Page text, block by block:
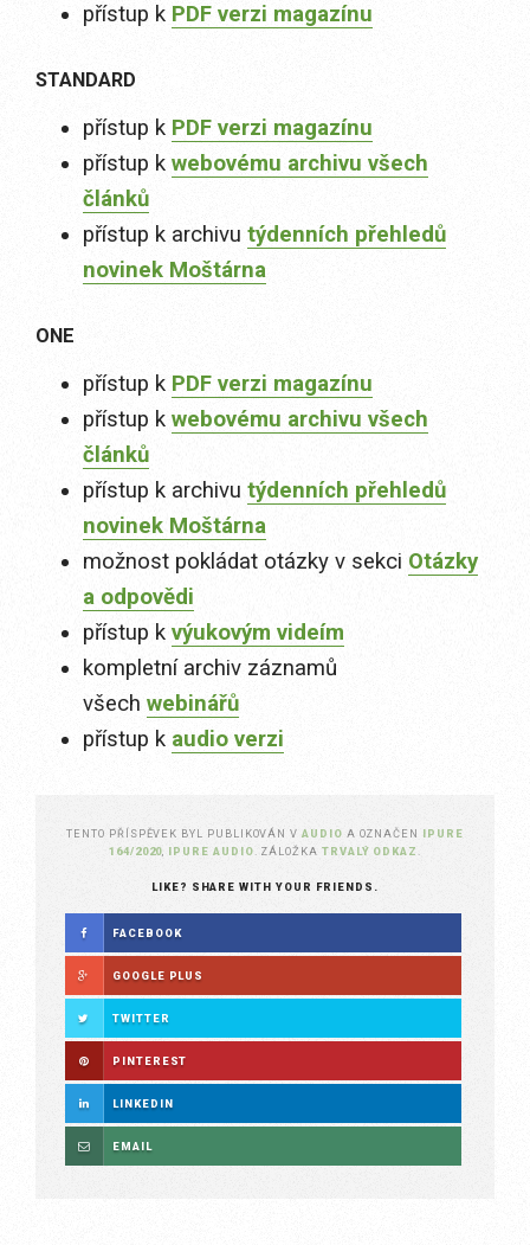
přístup k PDF verzi magazínu
STANDARD
přístup k PDF verzi magazínu
přístup k webovému archivu všech
článků
přístup k archivu týdenních přehledů
novinek Moštárna
ONE
přístup k PDF verzi magazínu
přístup k webovému archivu všech
článků
přístup k archivu týdenních přehledů
novinek Moštárna
možnost pokládat otázky v sekci Otázky
a odpovědi
přístup k výukovým videím
kompletní archiv záznamů
všech webinářů
přístup k audio verzi
TENTO PŘÍSPĚVEK BYL PUBLIKOVÁN VAUDIO A OZNAČEN IPURE
164/2020 IPURE AUDIO . ZÁLOŽKA TRVALÝ ODKAZ
LIKE? SHARE WITH YOUR FRIENDS.
FACEBOOK
GOOGLE PLUS
TWITTER
PINTEREST
LINKEDIN
EMAIL